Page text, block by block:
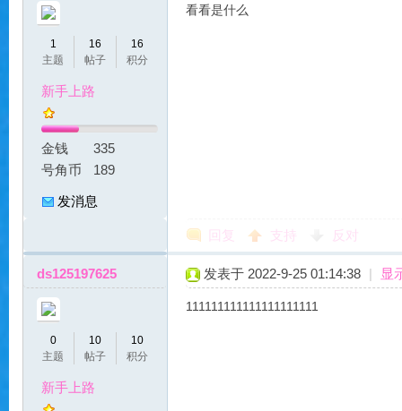
1
主题
16
帖子
16
积分
新手上路
金钱
335
号角币
189
发消息
看看是什么
回复 支持 反对
ds125197625
0
主题
10
帖子
10
积分
新手上路
发表于 2022-9-25 01:14:38 | 显
111111111111111111111